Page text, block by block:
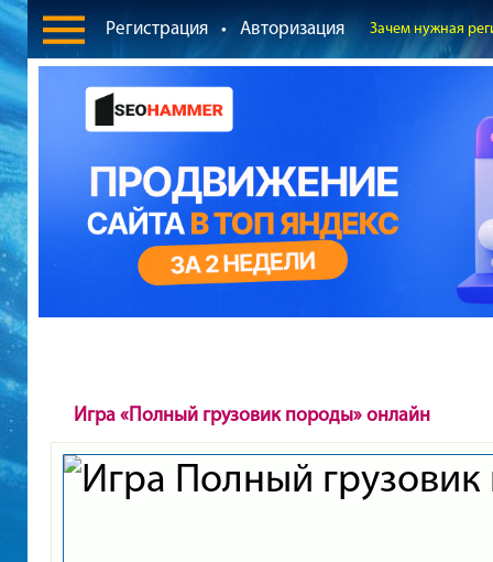
Регистрация • Авторизация Зачем нужная
Игра «Полный грузовик породы» онлайн